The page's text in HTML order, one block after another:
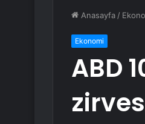
Anasayfa /
Ekonomi
ABD